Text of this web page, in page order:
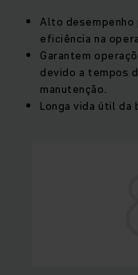
Alto desempenho
eficiência na
Garantem
devido a tempos
manutenção.
Longa vida útil da